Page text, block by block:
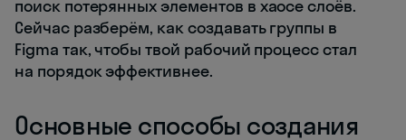
поиск потерянных элементов в хаосе слоёв.
Сейчас разберём, как создавать группы в
Figma так, чтобы твой рабочий процесс стал
на порядок эффективнее.
Основные способы создания